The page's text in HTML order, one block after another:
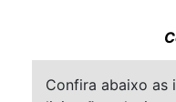
Confira abaixo as